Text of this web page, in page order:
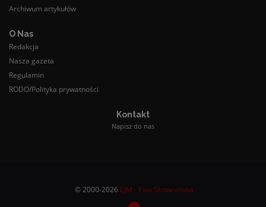
Archiwum artykułów
O Nas
Redakcja
Nasza gazeta
Regulamin
RODO/Polityka prywatności
Kontakt
Napisz do nas
© 2000-2026 EJM - Ewa Skowrońska